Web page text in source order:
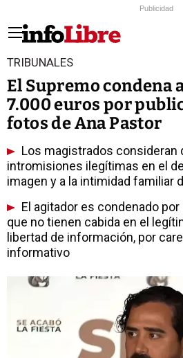
Publicidad
TRIBUNALES
El Supremo condena
7.000 euros por
fotos de Ana Pastor
Los magistrados consideran
intromisiones ilegítimas en el
imagen y a la intimidad familiar
El agitador es condenado
que no tienen cabida en el
libertad de información, por
informativo